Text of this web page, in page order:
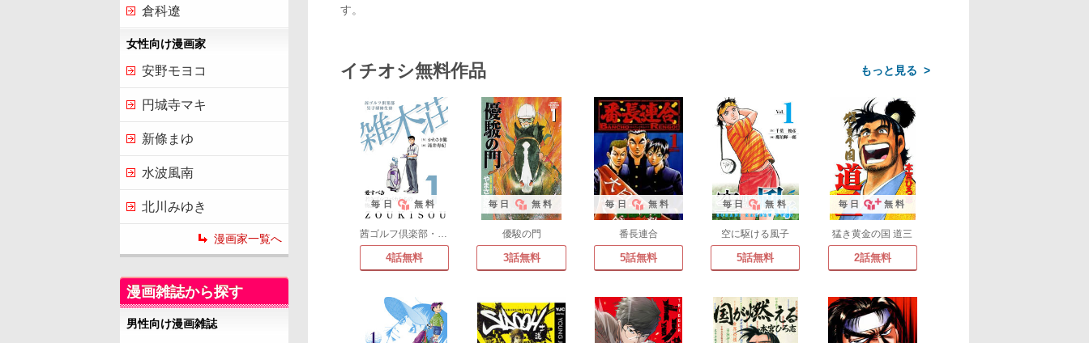
す。
イチオシ無料作品 >
毎日 無料
4話無料
毎日 無料
優駿の門
3話無料
毎日 無料
番長連合
5話無料
毎日 無料
空に駆ける風子
5話無料
毎日 無料
猛き黄金の国 道三
2話無料
倉科遼
女性向け漫画家
安野モヨコ
円城寺マキ
新條まゆ
水波風南
北川みゆき
漫画家一覧へ
漫画雑誌から探す
男性向け漫画雑誌